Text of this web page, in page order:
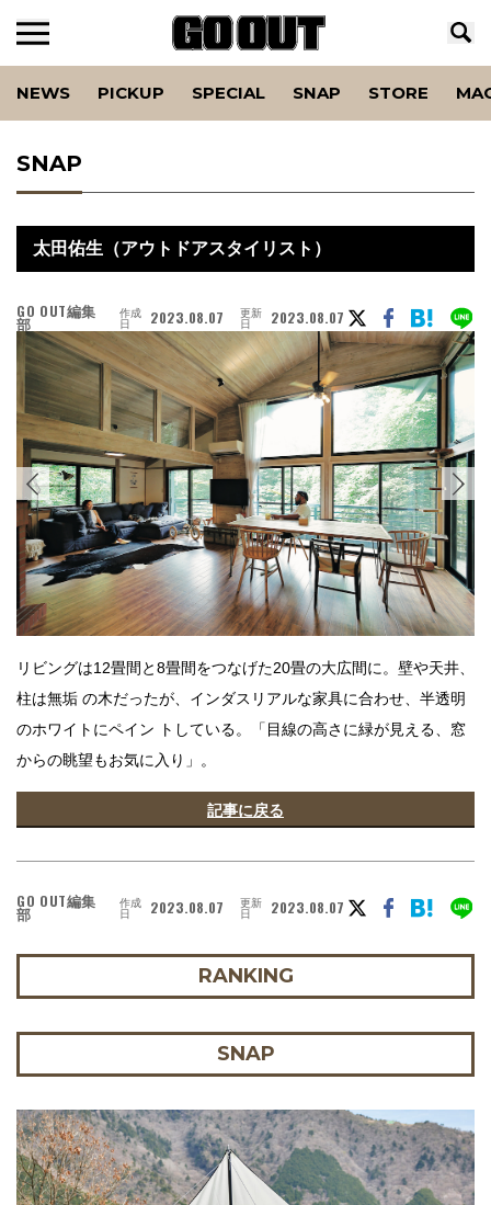
NEWS PICKUP SPECIAL SNAP STORE
SNAP
太田佑生（アウトドアスタイリスト）
GO OUT編集
部
作成
日 2023.08.07 更新
日 2023.08.07
リビングは12畳間と8畳間をつなげた20畳の大広間に。壁や天井、
柱は無垢 の木だったが、インダスリアルな家具に合わせ、半透明
のホワイトにペイン トしている。「目線の高さに緑が見える、窓
からの眺望もお気に入り」。
記事に戻る
GO OUT編集
部
作成
日 2023.08.07 更新
日 2023.08.07
RANKING
SNAP